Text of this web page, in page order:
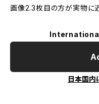
画像2.3枚目の方が実物に
日本国内